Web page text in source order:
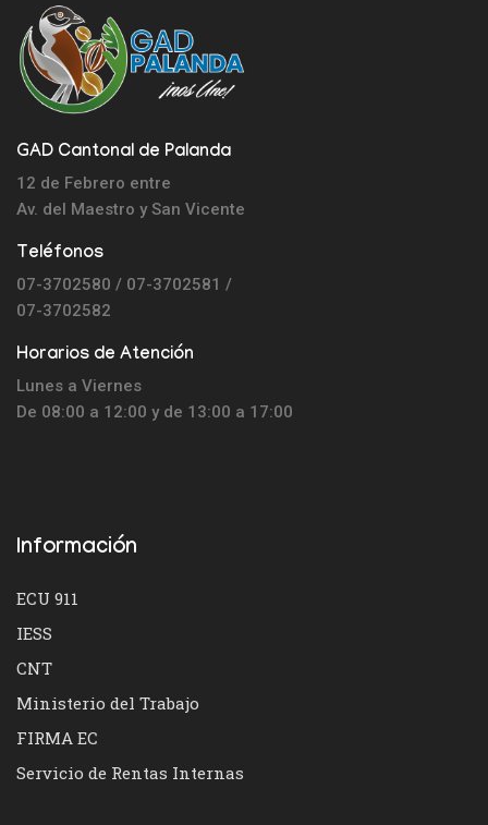
GAD Cantonal de Palanda
12 de Febrero entre
Av. del Maestro ySan Vicente
Teléfonos
07-3702580 / 07-3702581 /
07-3702582
Horarios de Atención
Lunes a Viernes
De 08:00 a 12:00 y de 13:00 a 17:00
Información
ECU 911
IESS
CNT
Ministerio del Trabajo
FIRMA EC
Servicio de Rentas Internas